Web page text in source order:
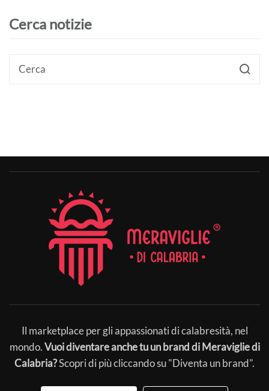
Cerca notizie
Il marketplace per gli appassionati di calabresità, nel
mondo.Vuoi diventare anche tu un brand di Meraviglie di
Calabria?Scopri di più cliccando su "Diventa un brand".